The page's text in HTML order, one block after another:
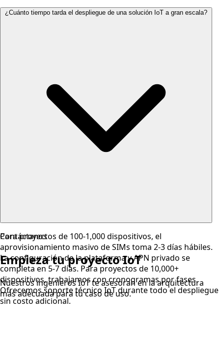
Para empresas de distribución eléctrica reguladas por
Para proyectos de 100-1,000 dispositivos, el
aprovisionamiento masivo de SIMs toma 2-3 días hábiles.
La configuración de la plataforma y APN privado se
completa en 5-7 días. Para proyectos de 10,000+
dispositivos, trabajamos con cronogramas por fases.
Ofrecemos soporte técnico IoT durante todo el despliegue
sin costo adicional.
Contáctanos
Empieza tu proyecto IoT
Nuestros ingenieros IoT te asesoran en la arquitectura
más adecuada para tu caso de uso.